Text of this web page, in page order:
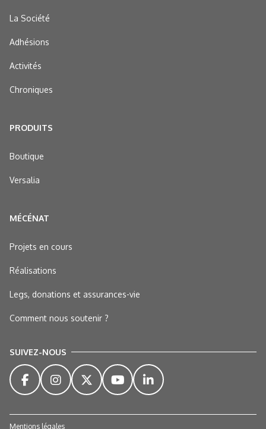
La Société
Adhésions
Activités
Chroniques
PRODUITS
Boutique
Versalia
MÉCÉNAT
Projets en cours
Réalisations
Legs, donations et assurances-vie
Comment nous soutenir ?
SUIVEZ-NOUS
Mentions légales